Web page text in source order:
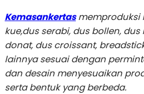
Kemasankertasmemproduksi
kue,dus serabi, dus bollen,
donat, dus croissant,
lainnya sesuai dengan
dan desain menyesuaikan
serta bentuk yang berbeda.